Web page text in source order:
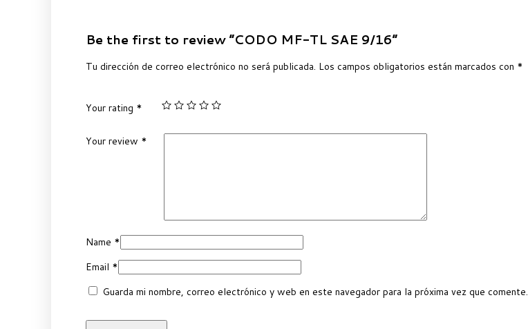
Be the first to review “CODO MF-TL SAE 9/16”
Tu dirección de correo electrónico no será publicada. Los campos obligatorios están marcados con *
Your rating *
Your review *
Name *
Email *
Guarda mi nombre, correo electrónico y web en este navegador para la próxima vez que comente.